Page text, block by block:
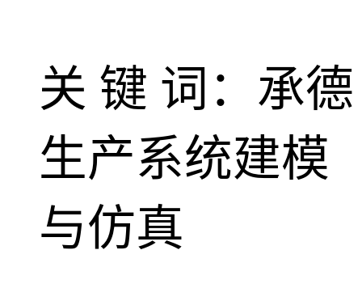
关 键 词：承德
生产系统建模
与仿真